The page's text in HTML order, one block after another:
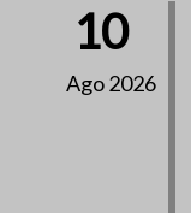
10
Ago 2026